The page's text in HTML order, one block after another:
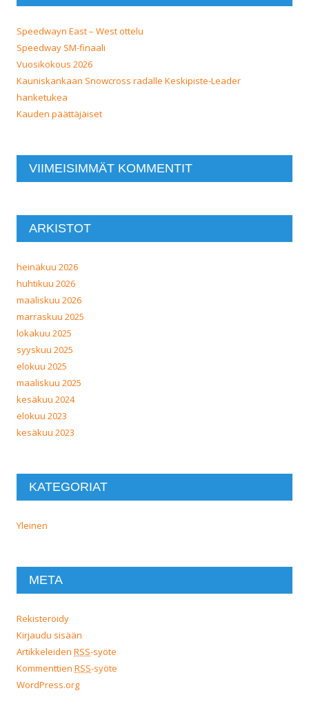
Speedwayn East – West ottelu
Speedway SM-finaali
Vuosikokous 2026
Kauniskankaan Snowcross radalle Keskipiste-Leader
hanketukea
Kauden päättäjäiset
VIIMEISIMMÄT KOMMENTIT
ARKISTOT
heinäkuu 2026
huhtikuu 2026
maaliskuu 2026
marraskuu 2025
lokakuu 2025
syyskuu 2025
elokuu 2025
maaliskuu 2025
kesäkuu 2024
elokuu 2023
kesäkuu 2023
KATEGORIAT
Yleinen
META
Rekisteröidy
Kirjaudu sisään
Artikkeleiden RSS-syöte
Kommenttien RSS-syöte
WordPress.org